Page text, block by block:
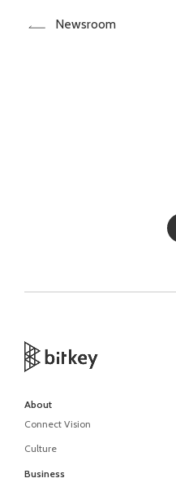
Newsroom
About
Connect Vision
Culture
Business